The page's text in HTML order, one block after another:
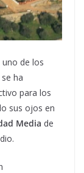
uno de los
ha
para los
sus ojos en
Media de